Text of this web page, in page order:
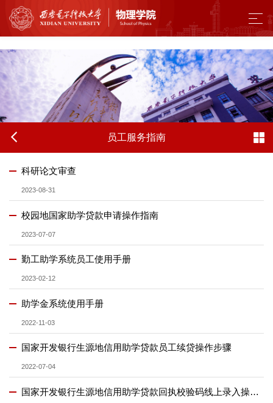
来利国际旗舰厅 - w66.利来(中国区)
员工服务指南
科研论文审查
2023-08-31
校园地国家助学贷款申请操作指南
2023-07-07
勤工助学系统员工使用手册
2023-02-12
助学金系统使用手册
2022-11-03
国家开发银行生源地信用助学贷款员工续贷操作步骤
2022-07-04
​国家开发银行生源地信用助学贷款回执校验码线上录入操作流程